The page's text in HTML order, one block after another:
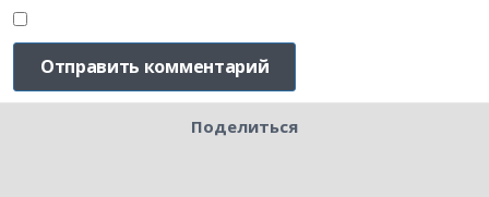
Поделиться